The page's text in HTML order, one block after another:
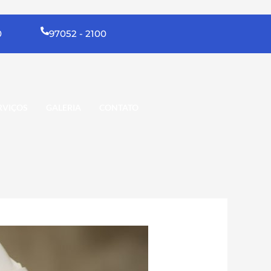
97052 - 2100